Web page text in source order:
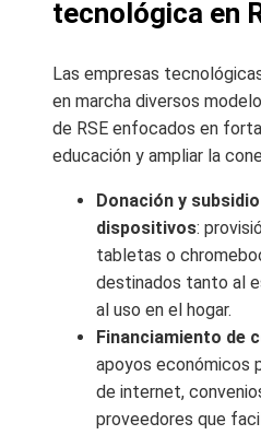
tecnológica en
Las empresas
en marcha diversos
de RSE enfocados en
educación y ampliar la
Donación y
dispositivos:
tabletas o
destinados tanto al
al uso en el hogar.
Financiamiento de
apoyos económicos
de internet,
proveedores que